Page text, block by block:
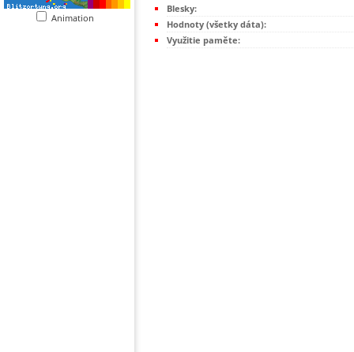
Animation
Blesky:
Hodnoty (všetky dáta):
Využitie paměte: